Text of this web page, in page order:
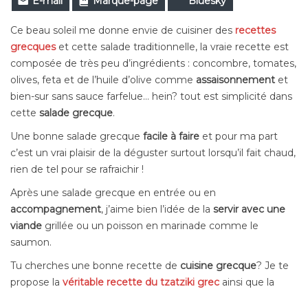
Ce beau soleil me donne envie de cuisiner des recettes
grecqueset cette salade traditionnelle, la vraie recette est
composée de très peu d’ingrédients : concombre, tomates,
olives, feta et de l’huile d’olive comme assaisonnement et
bien-sur sans sauce farfelue… hein? tout est simplicité dans
cette salade grecque.
Une bonne salade grecque facile à faire et pour ma part
c’est un vrai plaisir de la déguster surtout lorsqu’il fait chaud,
rien de tel pour se rafraichir !
Après une salade grecque en entrée ou en
accompagnement, j’aime bien l’idée de la servir avec une
viande grillée ou un poisson en marinade comme le
saumon.
Tu cherches une bonne recette de cuisine grecque? Je te
propose la véritable recette du tzatziki grec ainsi que la